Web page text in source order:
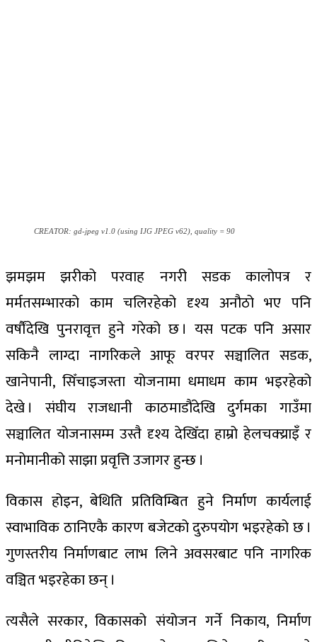
CREATOR: gd-jpeg v1.0 (using IJG JPEG v62), quality = 90
झमझम झरीको परवाह नगरी सडक कालोपत्र र
मर्मतसम्भारको काम चलिरहेको दृश्य अनौठो भए पनि
वर्षौंदेखि पुनरावृत्त हुने गरेको छ । यस पटक पनि असार
सकिनै लाग्दा नागरिकले आफू वरपर सञ्चालित सडक,
खानेपानी, सिँचाइजस्ता योजनामा धमाधम काम भइरहेको
देखे । संघीय राजधानी काठमाडौंदेखि दुर्गमका गाउँमा
सञ्चालित योजनासम्म उस्तै दृश्य देखिँदा हाम्रो हेलचक्य्राइँ र
मनोमानीको साझा प्रवृत्ति उजागर हुन्छ ।
विकास होइन, बेथिति प्रतिविम्बित हुने निर्माण कार्यलाई
स्वाभाविक ठानिएकै कारण बजेटको दुरुपयोग भइरहेको छ ।
गुणस्तरीय निर्माणबाट लाभ लिने अवसरबाट पनि नागरिक
वञ्चित भइरहेका छन् ।
त्यसैले सरकार, विकासको संयोजन गर्ने निकाय, निर्माण